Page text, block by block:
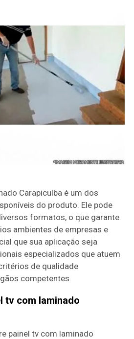
Carapicuíba é um dos
do produto. Ele pode
formatos, o que garante
ambientes de empresas e
que sua aplicação seja
especializados que atuem
de qualidade
competentes.
tv com laminado
painel tv com laminado